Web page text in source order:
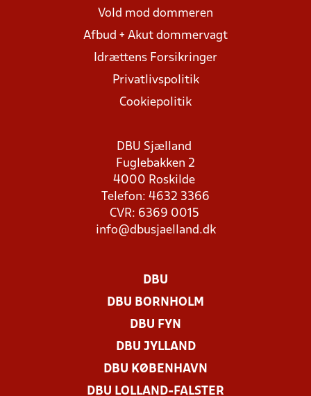
Vold mod dommeren
Afbud + Akut dommervagt
Idrættens Forsikringer
Privatlivspolitik
Cookiepolitik
DBU Sjælland
Fuglebakken 2
4000 Roskilde
Telefon: 4632 3366
CVR: 6369 0015
info@dbusjaelland.dk
DBU
DBU BORNHOLM
DBU FYN
DBU JYLLAND
DBU KØBENHAVN
DBU LOLLAND-FALSTER